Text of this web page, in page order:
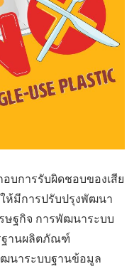
บการรับผิดชอบของเสีย
ห้มีการปรับปรุงพัฒนา
ษฐกิจ การพัฒนาระบบ
ฐานผลิตภัณฑ์
นาระบบฐานข้อมูล